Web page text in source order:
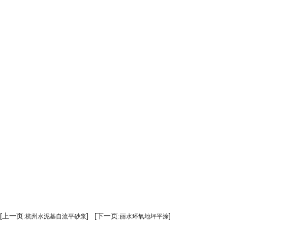
[上一页:杭州水泥基自流平砂浆] [下一页:丽水环氧地坪平涂]